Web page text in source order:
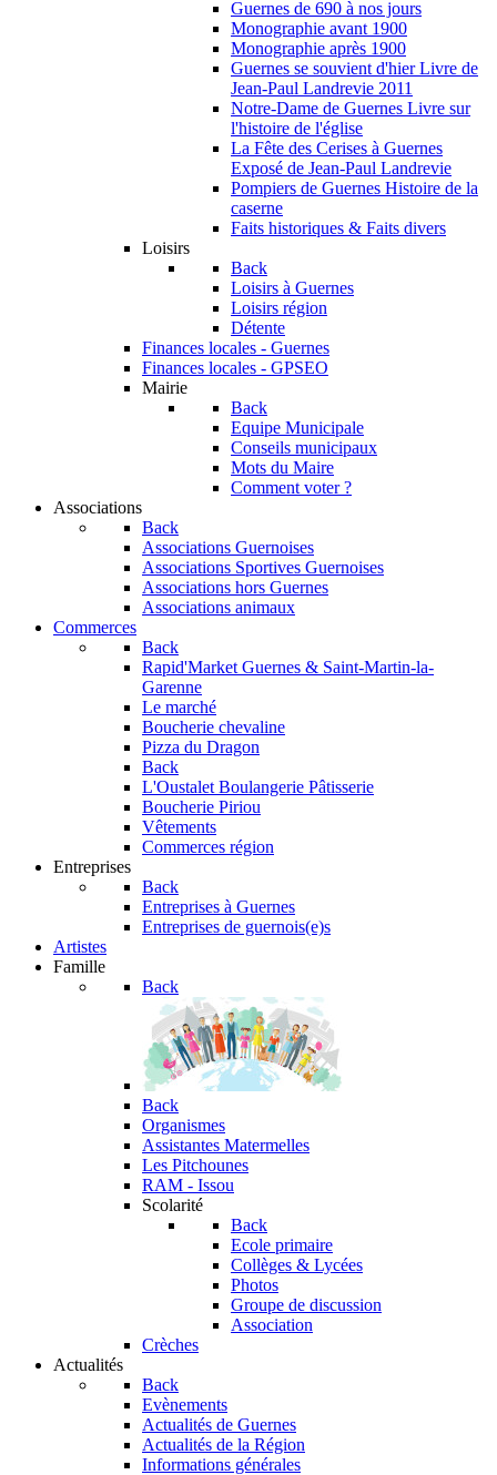
Guernes de 690 à nos jours
Monographie avant 1900
Monographie après 1900
Guernes se souvient d'hier Livre de
Jean-Paul Landrevie 2011
Notre-Dame de Guernes Livre sur
l'histoire de l'église
La Fête des Cerises à Guernes
Exposé de Jean-Paul Landrevie
Pompiers de Guernes Histoire de la
caserne
Faits historiques & Faits divers
Loisirs
Back
Loisirs à Guernes
Loisirs région
Détente
Finances locales - Guernes
Finances locales - GPSEO
Mairie
Back
Equipe Municipale
Conseils municipaux
Mots du Maire
Comment voter ?
Associations
Back
Associations Guernoises
Associations Sportives Guernoises
Associations hors Guernes
Associations animaux
Commerces
Back
Rapid'Market Guernes & Saint-Martin-la-
Garenne
Le marché
Boucherie chevaline
Pizza du Dragon
Back
L'Oustalet Boulangerie Pâtisserie
Boucherie Piriou
Vêtements
Commerces région
Entreprises
Back
Entreprises à Guernes
Entreprises de guernois(e)s
Artistes
Famille
Back
Back
Organismes
Assistantes Matermelles
Les Pitchounes
RAM - Issou
Scolarité
Back
Ecole primaire
Collèges & Lycées
Photos
Groupe de discussion
Association
Crèches
Actualités
Back
Evènements
Actualités de Guernes
Actualités de la Région
Informations générales